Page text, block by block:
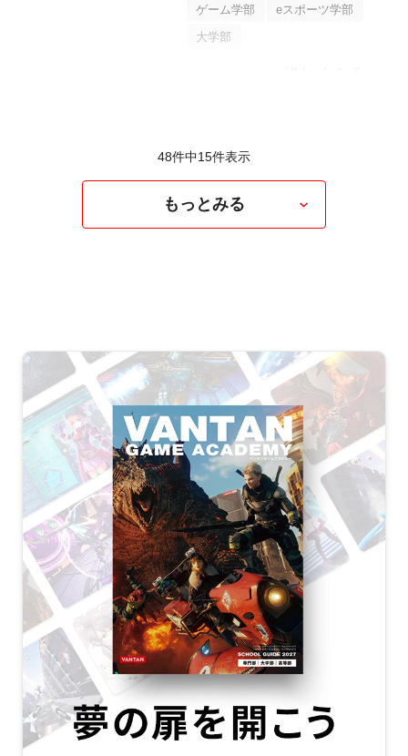
ゲーム学部 eスポーツ学部
大学部
48件中15件表示
もっとみる